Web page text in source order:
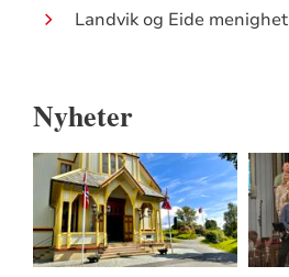
Landvik og Eide menighet
Nyheter